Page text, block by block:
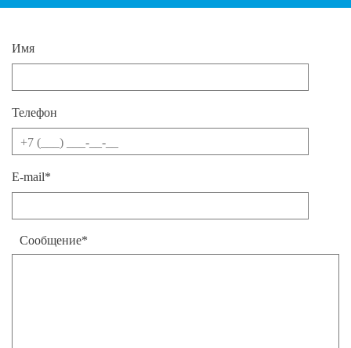
Имя
Телефон
E-mail*
Сообщение*